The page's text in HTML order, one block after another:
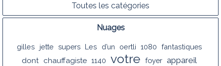
Toutes les catégories
Nuages
gilles jette supers Les d’un oertli 1080 fantastiques
dont chauffagiste 1140 votre foyer appareil